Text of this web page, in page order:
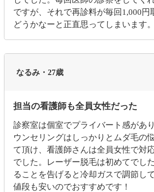
ですが、それで再診料が毎回1,000円
どうかなーと正直思ってしまいます。
なるみ・27歳
担当の看護師も全員女性だった
診察室は個室でプライバート感があ
ウンセリングはしっかりとムダ毛の
て頂け、看護師さんは全員女性で対
でした。レーザー脱毛は初めてでし
ることを告げると冷却ガスで調節し
値段も安いのでおすすめです！